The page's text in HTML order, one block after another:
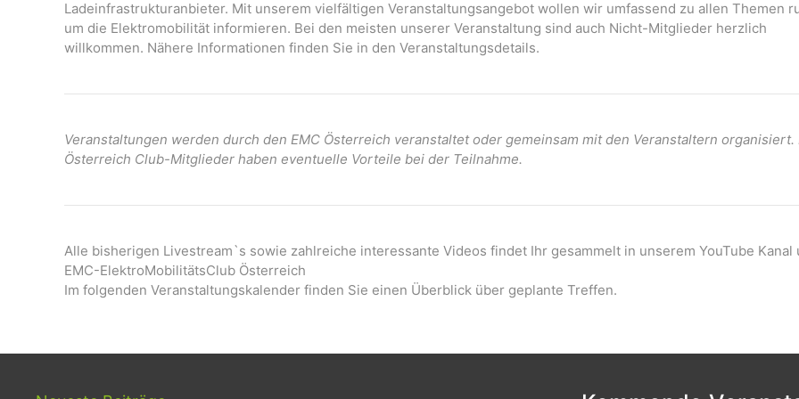
Ladeinfrastrukturanbieter. Mit unserem vielfältigen Veranstaltungsangebot wollen wir umfassend zu allen Themen
um die Elektromobilität informieren. Bei den meisten unserer Veranstaltung sind auch Nicht-Mitglieder herzlich
willkommen. Nähere Informationen finden Sie in den Veranstaltungsdetails.
Veranstaltungen werden durch den EMC Österreich veranstaltet oder gemeinsam mit den Veranstaltern organisiert.
Österreich Club-Mitglieder haben eventuelle Vorteile bei der Teilnahme.
Alle bisherigen Livestream`s sowie zahlreiche interessante Videos findet Ihr gesammelt in unserem YouTube Kanal
EMC-ElektroMobilitätsClub Österreich
Im folgenden Veranstaltungskalender finden Sie einen Überblick über geplante Treffen.